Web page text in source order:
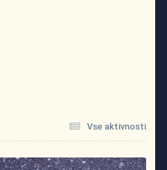
Vse aktivnosti